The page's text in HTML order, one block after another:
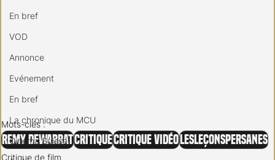
En bref
VOD
Annonce
Evénement
En bref
La chronique du MCU
Cinéma Suisse
Mots-clés :
Remy DewarratCritiqueCritique vidéo LesLeçonsPersanes
Critique de film